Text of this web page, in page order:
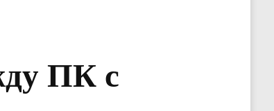
ПК с